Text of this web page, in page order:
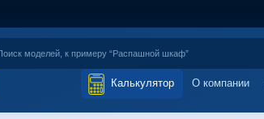
Калькулятор О компании